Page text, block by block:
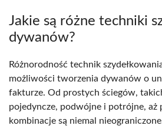
Jakie są różne techniki
dywanów?
Różnorodność technik
możliwości tworzenia dywanów o
fakturze. Od prostych ściegów,
pojedyncze, podwójne i potrójne, aż
kombinacje są niemal